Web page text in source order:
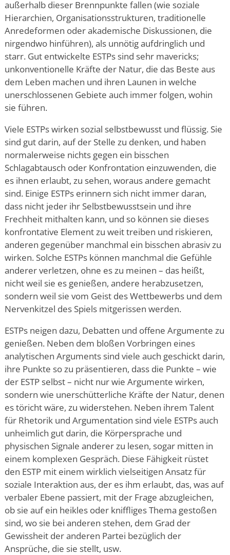
außerhalb dieser Brennpunkte fallen (wie soziale
Hierarchien, Organisationsstrukturen, traditionelle
Anredeformen oder akademische Diskussionen, die
nirgendwo hinführen), als unnötig aufdringlich und
starr. Gut entwickelte ESTPs sind sehr mavericks;
unkonventionelle Kräfte der Natur, die das Beste aus
dem Leben machen und ihren Launen in welche
unerschlossenen Gebiete auch immer folgen, wohin
sie führen.
Viele ESTPs wirken sozial selbstbewusst und flüssig. Sie
sind gut darin, auf der Stelle zu denken, und haben
normalerweise nichts gegen ein bisschen
Schlagabtausch oder Konfrontation einzuwenden, die
es ihnen erlaubt, zu sehen, woraus andere gemacht
sind. Einige ESTPs erinnern sich nicht immer daran,
dass nicht jeder ihr Selbstbewusstsein und ihre
Frechheit mithalten kann, und so können sie dieses
konfrontative Element zu weit treiben und riskieren,
anderen gegenüber manchmal ein bisschen abrasiv zu
wirken. Solche ESTPs können manchmal die Gefühle
anderer verletzen, ohne es zu meinen – das heißt,
nicht weil sie es genießen, andere herabzusetzen,
sondern weil sie vom Geist des Wettbewerbs und dem
Nervenkitzel des Spiels mitgerissen werden.
ESTPs neigen dazu, Debatten und offene Argumente zu
genießen. Neben dem bloßen Vorbringen eines
analytischen Arguments sind viele auch geschickt darin,
ihre Punkte so zu präsentieren, dass die Punkte – wie
der ESTP selbst – nicht nur wie Argumente wirken,
sondern wie unerschütterliche Kräfte der Natur, denen
es töricht wäre, zu widerstehen. Neben ihrem Talent
für Rhetorik und Argumentation sind viele ESTPs auch
unheimlich gut darin, die Körpersprache und
physischen Signale anderer zu lesen, sogar mitten in
einem komplexen Gespräch. Diese Fähigkeit rüstet
den ESTP mit einem wirklich vielseitigen Ansatz für
soziale Interaktion aus, der es ihm erlaubt, das, was auf
verbaler Ebene passiert, mit der Frage abzugleichen,
ob sie auf ein heikles oder kniffliges Thema gestoßen
sind, wo sie bei anderen stehen, dem Grad der
Gewissheit der anderen Partei bezüglich der
Ansprüche, die sie stellt, usw.